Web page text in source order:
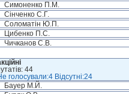
Симоненко П.М.
Сінченко С.Г.
Соломатін Ю.П.
Цибенко П.С.
Чичканов С.В.
44
Відсутні:24
Бауер М.Й.